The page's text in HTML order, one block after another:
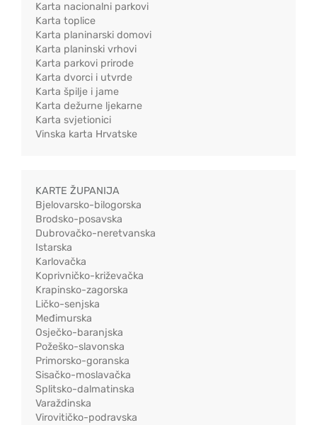
Karta nacionalni parkovi
Karta toplice
Karta planinarski domovi
Karta planinski vrhovi
Karta parkovi prirode
Karta dvorci i utvrde
Karta špilje i jame
Karta dežurne ljekarne
Karta svjetionici
Vinska karta Hrvatske
KARTE ŽUPANIJA
Bjelovarsko-bilogorska
Brodsko-posavska
Dubrovačko-neretvanska
Istarska
Karlovačka
Koprivničko-križevačka
Krapinsko-zagorska
Ličko-senjska
Međimurska
Osječko-baranjska
Požeško-slavonska
Primorsko-goranska
Sisačko-moslavačka
Splitsko-dalmatinska
Varaždinska
Virovitičko-podravska